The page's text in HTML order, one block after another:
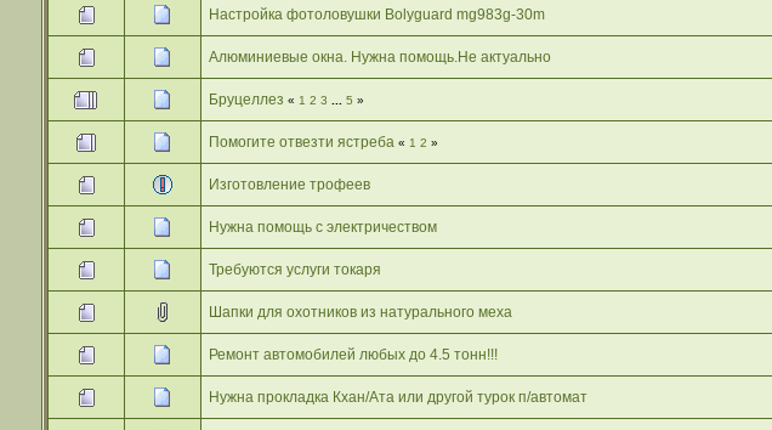
Настройка фотоловушки Bolyguard mg983g-30m
Алюминиевые окна. Нужна помощь.Не актуально
Бруцеллез « 1 2 3 5 »
Помогите отвезти ястреба « 1 2 »
Изготовление трофеев
Нужна помощь с электричеством
Требуются услуги токаря
Шапки для охотников из натурального меха
Ремонт автомобилей любых до 4.5 тонн!!!
Нужна прокладка Кхан/Ата или другой турок п/автомат